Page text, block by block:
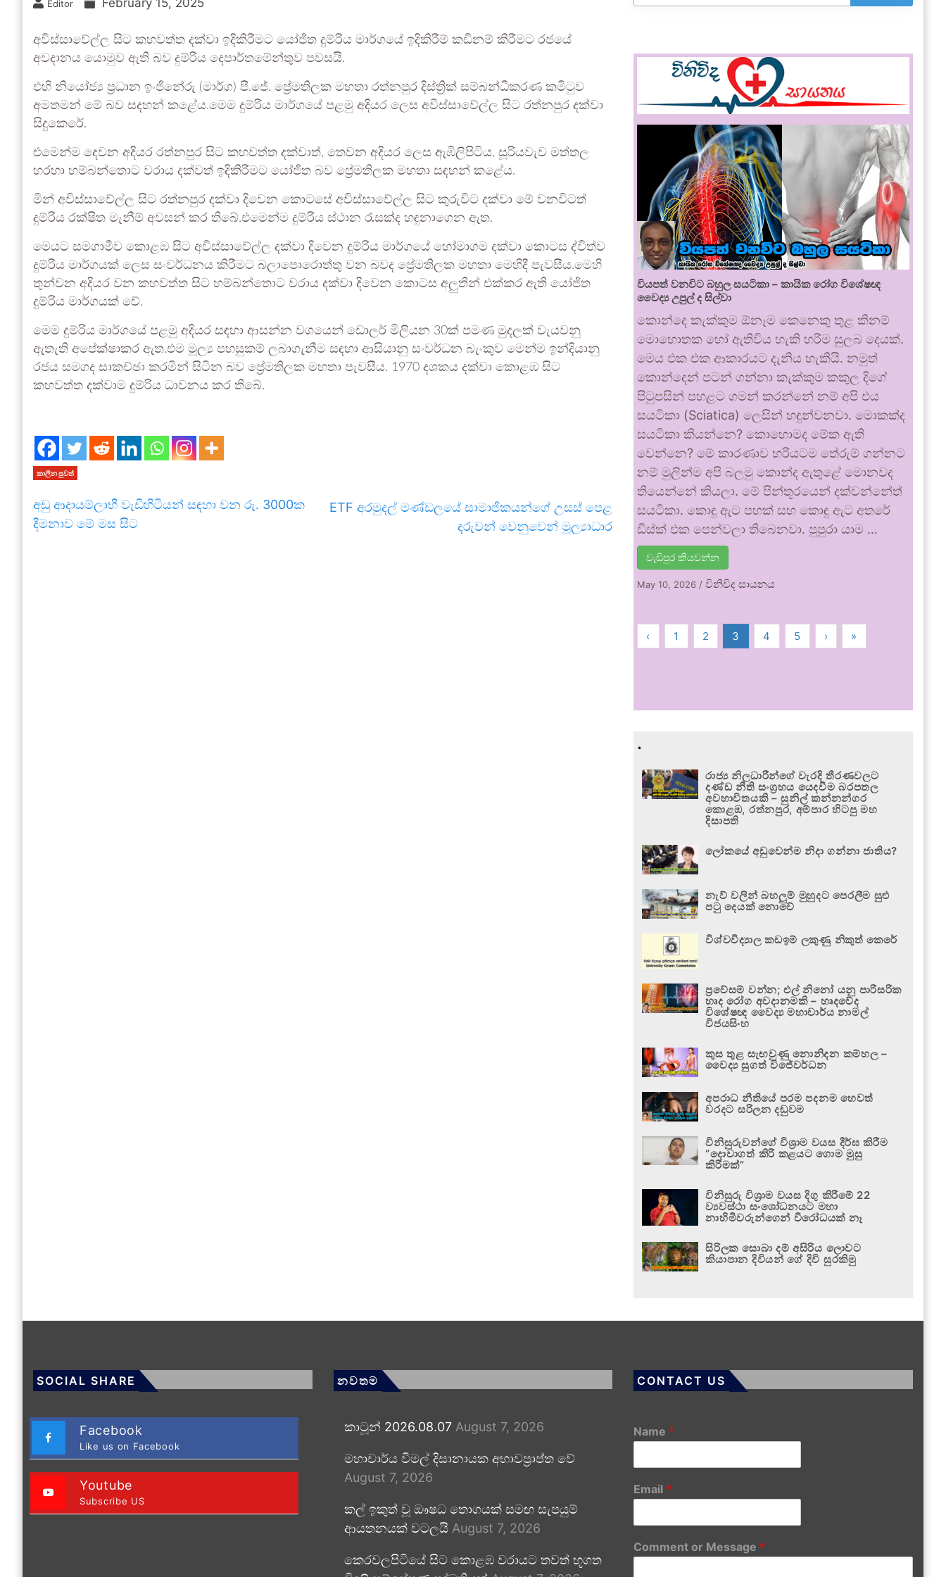
Editor February 15, 2025
අවිස්සාවේල්ල සිට කහවත්ත දක්වා ඉදිකිරීමට යෝජිත දුම්රිය මාර්ගයේ ඉදිකිරීම් කඩිනම් කිරීමට රජයේ
අවදානය යොමුව ඇති බව දුම්රිය දෙපාර්තමේන්තුව පවසයි.
එහි නියෝජ්‍ය ප්‍රධාන ඉංජිනේරු (මාර්ග) පී.ජේ. ප්‍රේමතිලක මහතා රත්නපුර දිස්ත්‍රික් සම්බන්ධීකරණ කමිටුව
අමතමන් මේ බව සදහන් කළේය.මෙම දුම්රිය මාර්ගයේ පළමු අදියර ලෙස අවිස්සාවේල්ල සිට රත්නපුර දක්වා
සිදුකෙරේ.
එමෙන්ම දෙවන අදියර රත්නපුර සිට කහවත්ත දක්වාත්, තෙවන අදියර ලෙස ඇඹිලිපිටිය, සූරියවැව මත්තල
හරහා හම්බන්තොට වරාය දක්වත් ඉදිකිරීමට යෝජිත බව ප්‍රේමතිලක මහතා සඳහන් කළේය.
මින් අවිස්සාවේල්ල සිට රත්නපුර දක්වා දිවෙන කොටසේ අවිස්සාවේල්ල සිට කුරුවිට දක්වා මේ වනවිටත්
දුම්රිය රක්ෂිත මැනීම් අවසන් කර තිබේ.එමෙන්ම දුම්රිය ස්ථාන රැසක්ද හඳුනාගෙන ඇත.
මෙයට සමගාමීව කොළඹ සිට අවිස්සාවේල්ල දක්වා දිවෙන දුම්රිය මාර්ගයේ හෝමාගම දක්වා කොටස ද්විත්ව
දුම්රිය මාර්ගයක් ලෙස සංවර්ධනය කිරීමට බලාපොරොත්තු වන බවද ප්‍රේමතිලක මහතා මෙහිදී පැවසීය.මෙහි
තුන්වන අදියර වන කහවත්ත සිට හම්බන්තොට වරාය දක්වා දිවෙන කොටස අලුතින් එක්කර ඇති යෝජිත
දුම්රිය මාර්ගයක් වේ.
මෙම දුම්රිය මාර්ගයේ පළමු අදියර සඳහා ආසන්න වශයෙන් ඩොලර් මිලියන 30ක් පමණ මුදලක් වැයවනු
ඇතැති අපේක්ෂාකර ඇත.එම මූල්‍ය පහසුකම් ලබාගැනීම සඳහා ආසියානු සංවර්ධන බැංකුව මෙන්ම ඉන්දියානු
රජය සමගද සාකච්ඡා කරමින් සිටින බව ප්‍රේමතිලක මහතා පැවසීය. 1970 දශකය දක්වා කොළඹ සිට
කහවත්ත දක්වාම දුම්රිය ධාවනය කර තිබේ.
කාලීන පුවත්
අඩු ආදායම්ලාභී වැඩිහිටියන් සඳහා වන රු. 3000ක
දීමනාව මේ මස සිට
ETF අරමුදල් මණ්ඩලයේ සාමාජිකයන්ගේ උසස් පෙළ
දරුවන් වෙනුවෙන් මූල්‍යාධාර
වියපත් වනවිට බහුල සයටිකා – කායික රෝග විශේෂඥ
වෛද්‍ය උපුල් ද සිල්වා
කොන්දෙ කැක්කුම ඕනෑම කෙනෙකු තුළ කිනම්
මොහොතක හෝ ඇතිවිය හැකි හරිම සුලබ දෙයක්.
මෙය එක එක ආකාරයට දැනිය හැකියි. නමුත්
කොන්දෙන් පටන් ගන්නා කැක්කුම කකුල දිගේ
පිටුපසින් පහළට ගමන් කරන්නේ නම් අපි එය
සයටිකා (Sciatica) ලෙසින් හඳුන්වනවා. මොකක්ද
සයටිකා කියන්නෙ? කොහොමද මේක ඇති
වෙන්නෙ? මේ කාරණාව හරියටම තේරුම් ගන්නට
නම් මුලින්ම අපි බලමු කොන්ද ඇතුළේ මොනවද
තියෙන්නේ කියලා. මේ පින්තූරයෙන් දක්වන්නේත්
සයටිකා. කොඳු ඇට පහක් සහ කොඳු ඇට අතරේ
ඩිස්ක් එක පෙන්වලා තිබෙනවා. පුපුරා යාම …
වැඩිපුර කියවන්න
May 10, 2026 /විනිවිද සායනය
‹ 1 2 3 4 5 › »
.
රාජ්‍ය නිලධාරීන්ගේ වැරදි තීරණවලට
දණ්ඩ නීති සංග්‍රහය යෙදවීම බරපතල
අවභාවිතයකි – සුනිල් කන්නන්ගර
කොළඹ, රත්නපුර, අම්පාර හිටපු මහ
දිසාපති
ලෝකයේ අඩුවෙන්ම නිදා ගන්නා ජාතිය?
නැව් වලින් බහලුම් මුහුදට පෙරලීම සුළු
පටු දෙයක් නොවේ
විශ්වවිද්‍යාල කඩඉම් ලකුණු නිකුත් කෙරේ
ප්‍රවේසම් වන්න; එල් නිනෝ යනු පාරිසරික
හෘද රෝග අවදානමකි – හෘදවේද
විශේෂඥ වෛද්‍ය මහාචාර්ය නාමල්
විජයසිංහ
කුස තුළ සැඟවුණු නොනිදන කම්හල –
වෛද්‍ය සුගත් විජේවර්ධන
අපරාධ නීතියේ පරම පදනම හෙවත්
වරදට සරිලන දඬුවම
විනිසුරුවන්ගේ විශ්‍රාම වයස දීර්ඝ කිරීම
“දොවාගත් කිරි කළයට ගොම මුසු
කිරීමක්”
විනිසුරු විශ්‍රාම වයස දිගු කිරීමේ 22
ව්‍යවස්ථා සංශෝධනයට මහා
නාහිමිවරුන්ගෙන් විරෝධයක් නෑ
සිරිලක සොබා දම් අසිරිය ලොවට
කියාපාන දිවියන් ගේ දිවි සුරකිමු
SOCIAL SHARE
Facebook
Like us on Facebook
Youtube
Subscribe US
නවතම
කාටූන් 2026.08.07 August 7, 2026
මහාචාර්ය විමල් දිසානායක අභාවප්‍රාප්ත වේ
August 7, 2026
කල් ඉකුත් වූ ඖෂධ තොගයක් සමඟ සැපයුම්
ආයතනයක් වටලයි August 7, 2026
කෙරවලපිටියේ සිට කොළඹ වරායට තවත් භූගත
CONTACT US
Name *
Email *
Comment or Message *